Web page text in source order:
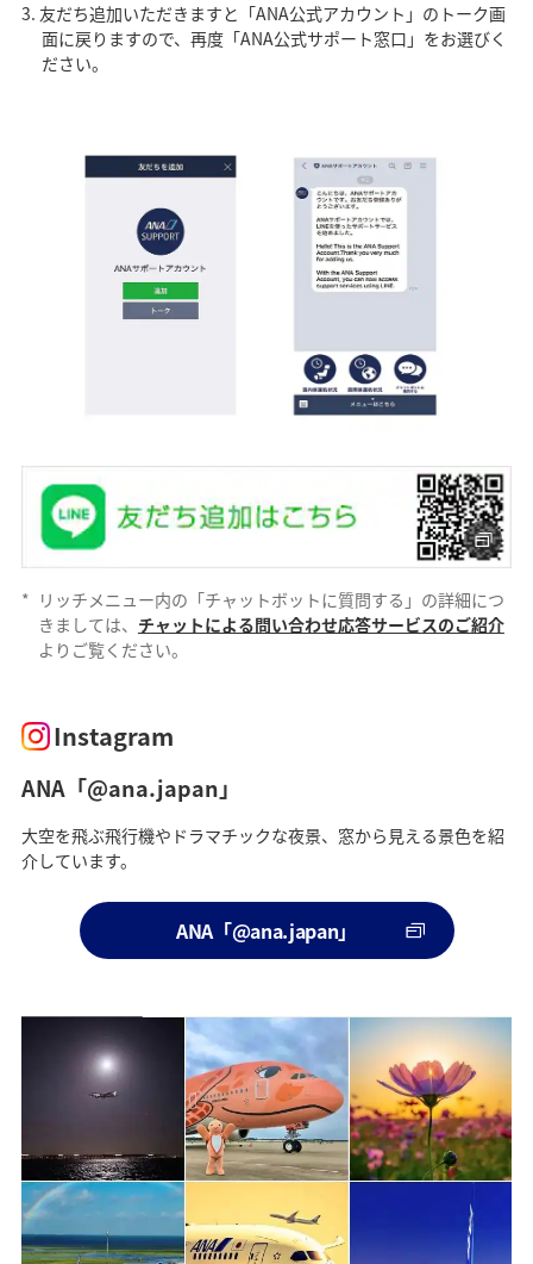
友だち追加いただきますと「ANA公式アカウント」のトーク画
面に戻りますので、再度「ANA公式サポート窓口」をお選びく
ださい。
* リッチメニュー内の「チャットボットに質問する」の詳細につ
きましては、 チャットによる問い合わせ応答サービスのご紹介
よりご覧ください。
Instagram
ANA「@ana.japan」
大空を飛ぶ飛行機やドラマチックな夜景、窓から見える景色を紹
介しています。
ANA「@ana.japan」